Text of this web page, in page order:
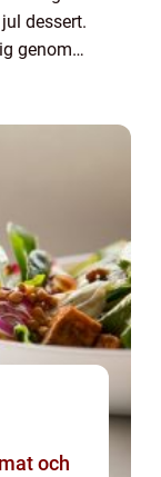
dessert.
genom
och